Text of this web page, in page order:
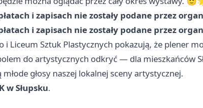
i zapisach nie zostały podane przez
i zapisach nie zostały podane przez
i Liceum Sztuk Plastycznych pokazują, że plener
do artystycznych odkryć — dla mieszkańców
głosy naszej lokalnej sceny artystycznej.
w Słupsku.